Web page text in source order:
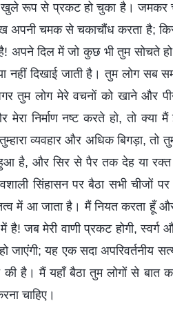
खुले रूप से प्रकट हो चुका है।
मुख अपनी चमक से चकाचौंध करता है;
अपने दिल में जो कुछ भी तुम सोचते
नहीं दिखाई जाती है। तुम लोग सब
तुम लोग मेरे वचनों को खाने और
निर्माण नष्ट करते हो, तो क्या
व्यवहार और अधिक बिगड़ा, तो
हुआ है, और सिर से पैर तक देह या
सिंहासन पर बैठा सभी चीजों
में आ जाता है। मैं नियत करता हूँ
जब मेरी वाणी प्रकट होगी, स्वर्ग
जाएंगी; यह एक सदा अपरिवर्तनीय
की है। मैं यहाँ बैठा तुम लोगों से बात
चाहिए।